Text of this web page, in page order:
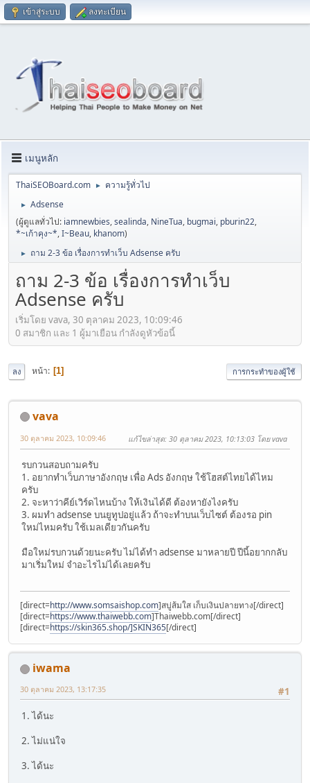
เข้าสู่ระบบ ลงทะเบียน
เมนูหลัก
ThaiSEOBoard.com ► ความรู้ทั่วไป
►
Adsense
(ผู้ดูแลทั่วไป: iamnewbies,sealinda, NineTua, bugmai, pburin22,
*~เก้าคุง~*,I~Beau, khanom)
► ถาม 2-3 ข้อ เรื่องการทำเว็บ Adsense ครับ
ถาม 2-3 ข้อ เรื่องการทำเว็บ
Adsense ครับ
เริ่มโดย vava, 30 ตุลาคม 2023, 10:09:46
0 สมาชิก และ 1 ผู้มาเยือน กำลังดูหัวข้อนี้
ลง หน้า 1 การกระทำของผู้ใช้
vava
30 ตุลาคม 2023, 10:09:46 แก้ไขล่าสุด: 30 ตุลาคม 2023, 10:13:03 โดย vava
รบกวนสอบถามครับ
1. อยากทำเว็บภาษาอังกฤษ เพื่อ Ads อังกฤษ ใช้โฮสต์ไทยได้ไหม
ครับ
2. จะหาว่าคีย์เวิร์ดไหนบ้าง ให้เงินได้ดี ต้องหายังไงครับ
3. ผมทำ adsense บนยูทูปอยู่แล้ว ถ้าจะทำบนเว็บไซต์ ต้องรอ pin
ใหม่ไหมครับ ใช้เมลเดียวกันครับ
มือใหม่รบกวนด้วยนะครับ ไม่ได้ทำ adsense มาหลายปี ปีนี้อยากกลับ
มาเริ่มใหม่ จำอะไรไม่ได้เลยครับ
[direct=http://www.somsaishop.com]สบู่ส้มใส เก็บเงินปลายทาง[/direct]
[direct=https://www.thaiwebb.com]Thaiwebb.com[/direct]
[direct=https://skin365.shop/]SKIN365[/direct]
iwama
#1
30 ตุลาคม 2023, 13:17:35
1. ได้นะ
2. ไม่แน่ใจ
3. ได้นะ